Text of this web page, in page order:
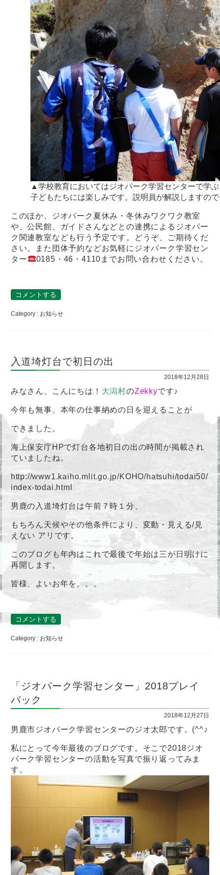
▲学校教育においてはジオパーク学習センターで学
子どもたちには楽しみです。説明員が解説しますの
このほか、ジオパーク夏休み・冬休みワクワク教室
や、公民館、ガイドさんなどとの連携によるジオパー
ク関連教室なども行う予定です。どうぞ、ご期待くだ
さい。また団体予約などお気軽にジオパーク学習セン
ター
0185・46・4110までお問い合わせください。
コメントする
Category : お知らせ
入道埼灯台で初日の出
2018年12月28日
みなさん、こんにちは！ 大潟村のZekkyです♪
今年も無事、本年の仕事納めの日を迎えることが
できました。
海上保安庁HPで灯台各地初日の出の時間が掲載され
ていましたね。
http://www1.kaiho.mlit.go.jp/KOHO/hatsuhi/todai50/
index-todai.html
男鹿の入道埼灯台は午前７時１分、
もちろん天候やその他条件により、変動・見える/見
えない アリです。
このブログも年内はこれで最後で年始は三が日明けに
再開します。
皆様、よいお年を。。。
コメントする
Category : お知らせ
「ジオパーク学習センター」2018プレイ
バック
2018年12月27日
男鹿市ジオパーク学習センターのジオ太郎です。(^^♪
私にとって今年最後のブログです。そこで2018ジオ
パーク学習センターの活動を写真で振り返ってみま
す。